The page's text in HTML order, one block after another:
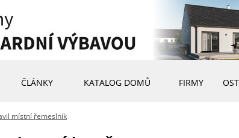
ČLÁNKY KATALOG DOMŮ FIRMY
místní řemeslník